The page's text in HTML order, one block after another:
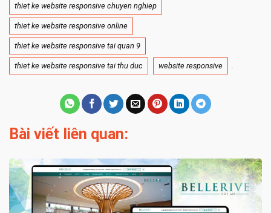
thiet ke website responsive chuyen nghiep
thiet ke website responsive online
thiet ke website responsive tai quan 9
thiet ke website responsive tai thu duc website responsive
Bài viết liên quan: